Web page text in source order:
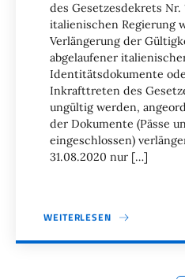
des Gesetzesdekrets
italienischen Regierung
Verlängerung der
abgelaufener
Identitätsdokumente
Inkrafttreten des
ungültig werden,
der Dokumente (Pässe
eingeschlossen)
31.08.2020 nur […]
WEITERLESEN